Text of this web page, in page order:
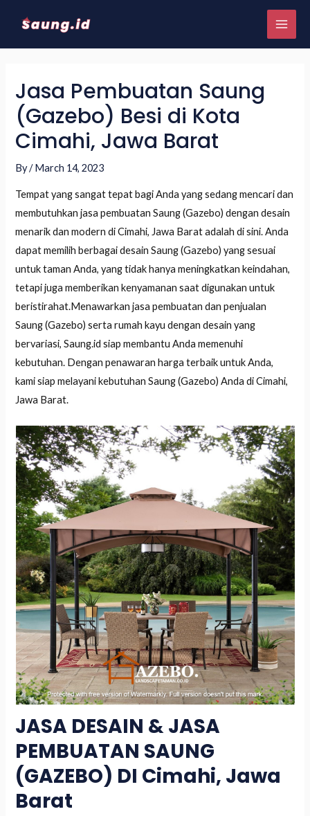
Jasa Pembuatan Saung
(Gazebo) Besi di Kota
Cimahi, Jawa Barat
By/March 14, 2023
Tempat yang sangat tepat bagi Anda yang sedang mencari dan
membutuhkan jasa pembuatan Saung (Gazebo) dengan desain
menarik dan modern di Cimahi, Jawa Barat adalah di sini. Anda
dapat memilih berbagai desain Saung (Gazebo) yang sesuai
untuk taman Anda, yang tidak hanya meningkatkan keindahan,
tetapi juga memberikan kenyamanan saat digunakan untuk
beristirahat.Menawarkan jasa pembuatan dan penjualan
Saung (Gazebo) serta rumah kayu dengan desain yang
bervariasi, Saung.id siap membantu Anda memenuhi
kebutuhan. Dengan penawaran harga terbaik untuk Anda,
kami siap melayani kebutuhan Saung (Gazebo) Anda di Cimahi,
Jawa Barat.
JASA DESAIN & JASA
PEMBUATAN SAUNG
(GAZEBO) DI Cimahi, Jawa
Barat